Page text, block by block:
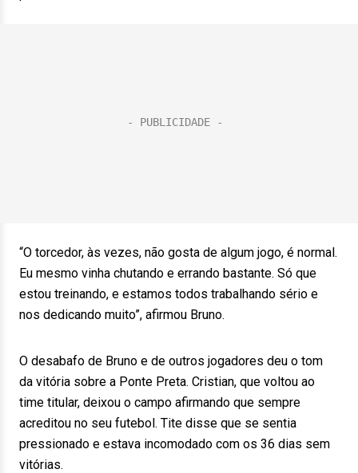
“O torcedor, às vezes, não gosta de algum jogo, é normal.
Eu mesmo vinha chutando e errando bastante. Só que
estou treinando, e estamos todos trabalhando sério e
nos dedicando muito”, afirmou Bruno.
O desabafo de Bruno e de outros jogadores deu o tom
da vitória sobre a Ponte Preta. Cristian, que voltou ao
time titular, deixou o campo afirmando que sempre
acreditou no seu futebol. Tite disse que se sentia
pressionado e estava incomodado com os 36 dias sem
vitórias.